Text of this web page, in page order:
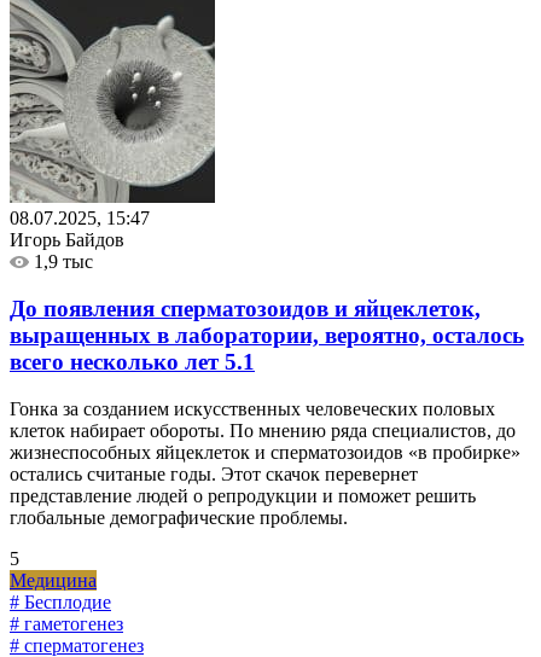
08.07.2025, 15:47
Игорь Байдов
1,9 тыс
До появления сперматозоидов и яйцеклеток,
выращенных в лаборатории, вероятно, осталось
всего несколько лет5.1
Гонка за созданием искусственных человеческих половых
клеток набирает обороты. По мнению ряда специалистов, до
жизнеспособных яйцеклеток и сперматозоидов «‎в пробирке»
остались считаные годы. Этот скачок перевернет
представление людей о репродукции и поможет решить
глобальные демографические проблемы.
5
Медицина
# Бесплодие
# гаметогенез
# сперматогенез